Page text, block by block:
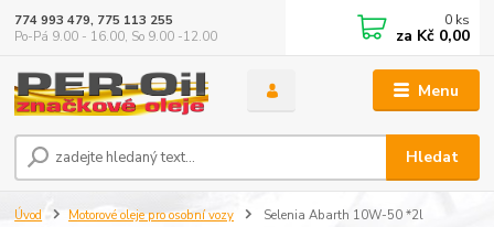
Menu
Hledat
774 993 479, 775 113 255
Po-Pá 9.00 - 16.00, So 9.00 -12.00
0 ks
za Kč 0,00
Úvod Motorové oleje pro osobní vozy Selenia Abarth 10W-50 *2l